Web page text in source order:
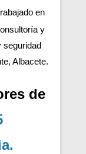
en
y
seguridad
Albacete.
de
.